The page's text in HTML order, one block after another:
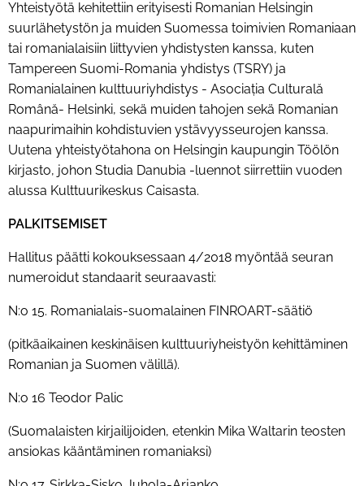
Yhteistyötä kehitettiin erityisesti Romanian Helsingin
suurlähetystön ja muiden Suomessa toimivien Romaniaan
tai romanialaisiin liittyvien yhdistysten kanssa, kuten
Tampereen Suomi-Romania yhdistys (TSRY) ja
Romanialainen kulttuuriyhdistys - Asociația Culturală
Română- Helsinki, sekä muiden tahojen sekä Romanian
naapurimaihin kohdistuvien ystävyysseurojen kanssa.
Uutena yhteistyötahona on Helsingin kaupungin Töölön
kirjasto, johon Studia Danubia -luennot siirrettiin vuoden
alussa Kulttuurikeskus Caisasta.
PALKITSEMISET
Hallitus päätti kokouksessaan 4/2018 myöntää seuran
numeroidut standaarit seuraavasti:
N:o 15. Romanialais-suomalainen FINROART-säätiö
(pitkäaikainen keskinäisen kulttuuriyheistyön kehittäminen
Romanian ja Suomen välillä).
N:o 16 Teodor Palic
(Suomalaisten kirjailijoiden, etenkin Mika Waltarin teosten
ansiokas kääntäminen romaniaksi)